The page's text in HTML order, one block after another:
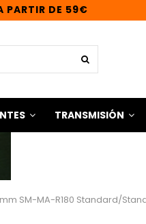
PARTIR DE 59€
TRANSMISIÓN
SM-MA-R180 Standard/